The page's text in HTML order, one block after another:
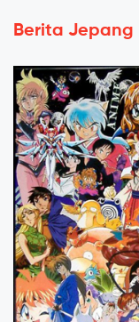
Berita